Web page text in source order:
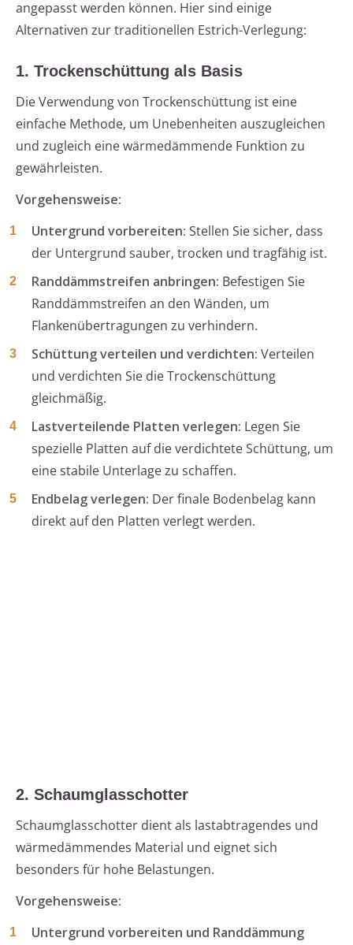
angepasst werden können. Hier sind einige
Alternativen zur traditionellen Estrich-Verlegung:
1. Trockenschüttung als Basis
Die Verwendung von Trockenschüttung ist eine
einfache Methode, um Unebenheiten auszugleichen
und zugleich eine wärmedämmende Funktion zu
gewährleisten.
Vorgehensweise:
Untergrund vorbereiten: Stellen Sie sicher, dass
der Untergrund sauber, trocken und tragfähig ist.
Randdämmstreifen anbringen: Befestigen Sie
Randdämmstreifen an den Wänden, um
Flankenübertragungen zu verhindern.
Schüttung verteilen und verdichten: Verteilen
und verdichten Sie die Trockenschüttung
gleichmäßig.
Lastverteilende Platten verlegen: Legen Sie
spezielle Platten auf die verdichtete Schüttung, um
eine stabile Unterlage zu schaffen.
Endbelag verlegen: Der finale Bodenbelag kann
direkt auf den Platten verlegt werden.
2. Schaumglasschotter
Schaumglasschotter dient als lastabtragendes und
wärmedämmendes Material und eignet sich
besonders für hohe Belastungen.
Vorgehensweise:
Untergrund vorbereiten und Randdämmung